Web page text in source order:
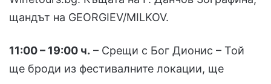
щандът на GEORGIEV/MILKOV.
11:00 – 19:00 ч. – Срещи с Бог Дионис – Той
ще броди из фестивалните локации, ще